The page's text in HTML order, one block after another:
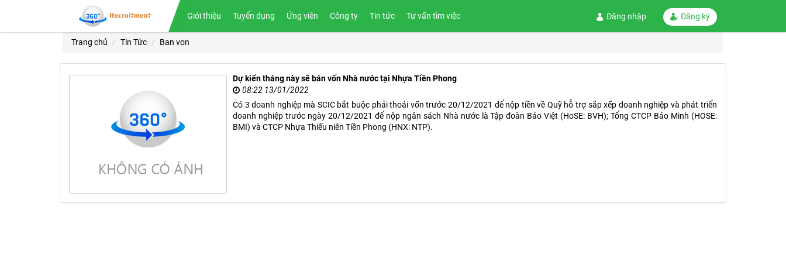
Giới thiệu Tuyển dụng Ứng viên Công ty Tin tức Tư vấn tìm việc Đăng nhập Đăng ký
Trang chủ Tin Tức Ban von
Dự kiến tháng này sẽ bán vốn Nhà nước tại Nhựa Tiền Phong
08:22 13/01/2022
Có 3 doanh nghiệp mà SCIC bắt buộc phải thoái vốn trước 20/12/2021 để nộp tiền về Quỹ hỗ trợ sắp xếp doanh nghiệp và phát triển
doanh nghiệp trước ngày 20/12/2021 để nộp ngân sách Nhà nước là Tập đoàn Bảo Việt (HoSE: BVH); Tổng CTCP Bảo Minh (HOSE:
BMI) và CTCP Nhựa Thiếu niên Tiền Phong (HNX: NTP).